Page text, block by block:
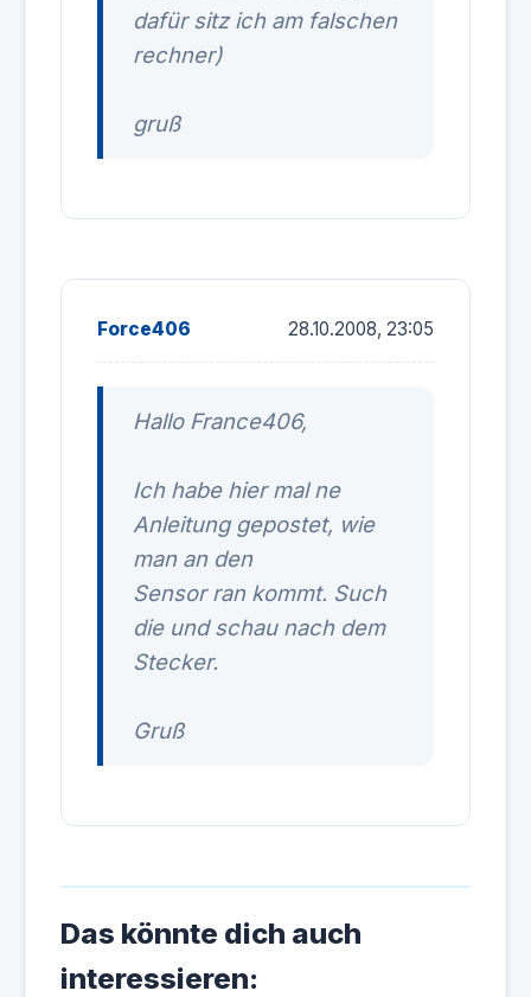
dafür sitz ich am falschen
rechner)
gruß
Force406 28.10.2008, 23:05
Hallo France406,
Ich habe hier mal ne
Anleitung gepostet, wie
man an den
Sensor ran kommt. Such
die und schau nach dem
Stecker.
Gruß
Das könnte dich auch
interessieren: